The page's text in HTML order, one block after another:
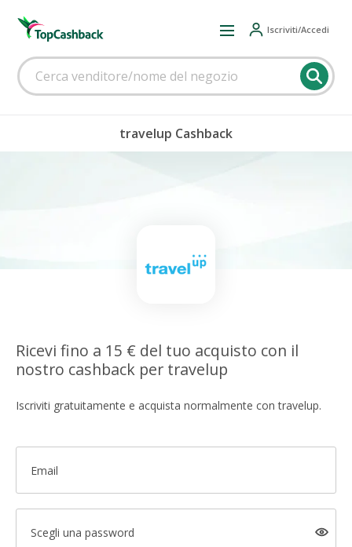
Iscriviti/Accedi
travelup Cashback
Ricevi fino a 15 € del tuo acquisto con il
nostro cashback per travelup
Iscriviti gratuitamente e acquista normalmente con travelup.
Email
Scegli una password